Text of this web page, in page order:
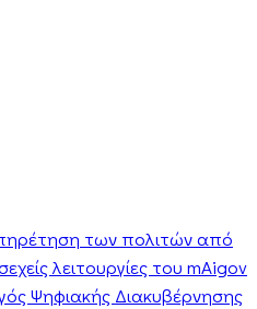
των πολιτών από
λειτουργίες του mAigov
Ψηφιακής Διακυβέρνησης